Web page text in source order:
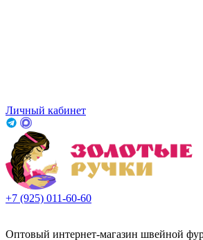
Личный кабинет
+7 (925) 011-60-60
Оптовый интернет-магазин швейной